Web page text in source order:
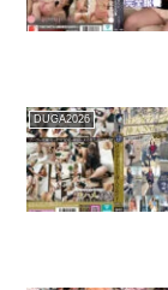
DUGA2026